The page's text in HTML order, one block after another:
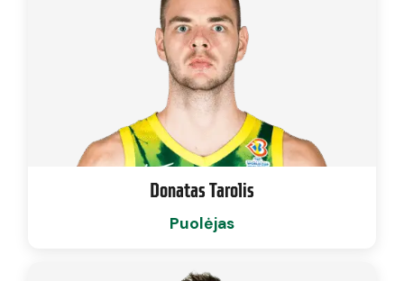
Donatas Tarolis
Puolėjas